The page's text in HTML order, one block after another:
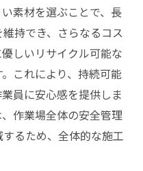
素材を選ぶことで、長
持でき、さらなるコス
しいリサイクル可能な
これにより、持続可能
員に安心感を提供しま
作業場全体の安全管理
るため、全体的な施工